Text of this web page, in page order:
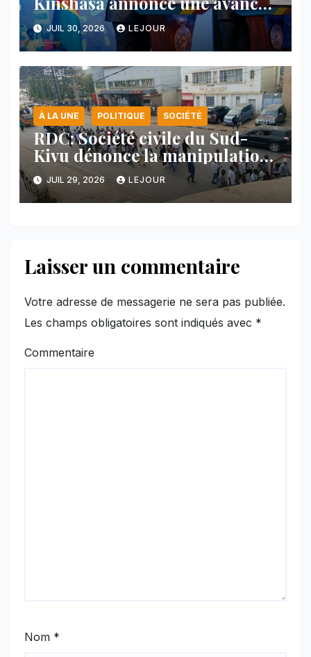
majeure et maintient sa ligne
face au Rwanda
JUIL 30, 2026 LEJOUR
À LA UNE POLITIQUE SOCIÉTÉ
RDC: Société civile du Sud-
Kivu dénonce la manipulation
des manifestations par
l’AFC/M23
JUIL 29, 2026 LEJOUR
Laisser un commentaire
Votre adresse de messagerie ne sera pas publiée.
Les champs obligatoires sont indiqués avec *
Commentaire
Nom *